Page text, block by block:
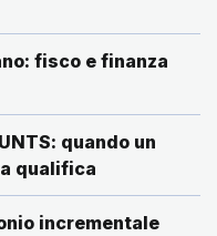
fisco e finanza
quando un
qualifica
incrementale